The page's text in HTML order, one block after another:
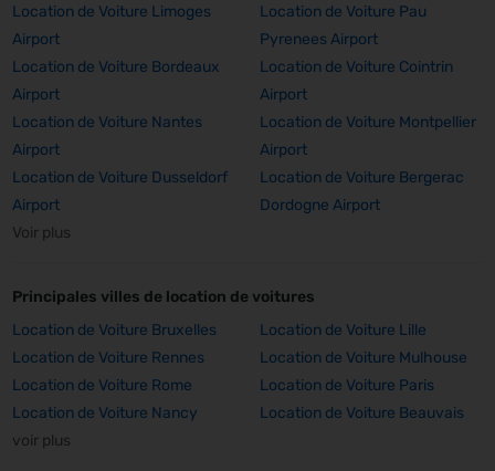
Location de Voiture Limoges
Airport
Location de Voiture Pau
Pyrenees Airport
Location de Voiture Bordeaux
Airport
Location de Voiture Cointrin
Airport
Location de Voiture Nantes
Airport
Location de Voiture Montpellier
Airport
Location de Voiture Dusseldorf
Airport
Location de Voiture Bergerac
Dordogne Airport
Voir plus
Principales villes de location de voitures
Location de Voiture Bruxelles
Location de Voiture Lille
Location de Voiture Rennes
Location de Voiture Mulhouse
Location de Voiture Rome
Location de Voiture Paris
Location de Voiture Nancy
Location de Voiture Beauvais
voir plus